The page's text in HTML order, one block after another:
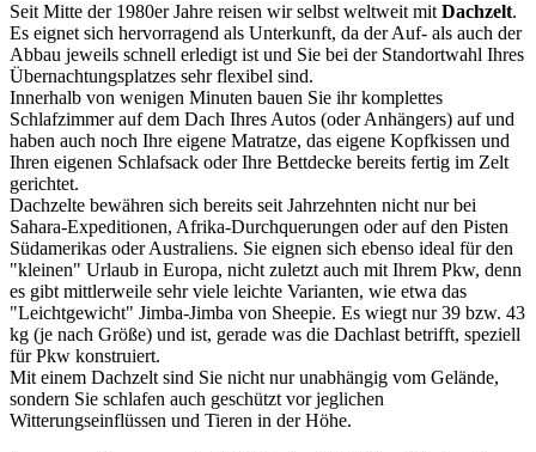
Seit Mitte der 1980er Jahre reisen wir selbst weltweit mit Dachzelt.
Es eignet sich hervorragend als Unterkunft, da der Auf- als auch der
Abbau jeweils schnell erledigt ist und Sie bei der Standortwahl Ihres
Übernachtungsplatzes sehr flexibel sind.
Innerhalb von wenigen Minuten bauen Sie ihr komplettes
Schlafzimmer auf dem Dach Ihres Autos (oder Anhängers) auf und
haben auch noch Ihre eigene Matratze, das eigene Kopfkissen und
Ihren eigenen Schlafsack oder Ihre Bettdecke bereits fertig im Zelt
gerichtet.
Dachzelte bewähren sich bereits seit Jahrzehnten nicht nur bei
Sahara-Expeditionen, Afrika-Durchquerungen oder auf den Pisten
Südamerikas oder Australiens. Sie eignen sich ebenso ideal für den
"kleinen" Urlaub in Europa, nicht zuletzt auch mit Ihrem Pkw, denn
es gibt mittlerweile sehr viele leichte Varianten, wie etwa das
"Leichtgewicht" Jimba-Jimba von Sheepie. Es wiegt nur 39 bzw. 43
kg (je nach Größe) und ist, gerade was die Dachlast betrifft, speziell
für Pkw konstruiert.
Mit einem Dachzelt sind Sie nicht nur unabhängig vom Gelände,
sondern Sie schlafen auch geschützt vor jeglichen
Witterungseinflüssen und Tieren in der Höhe.